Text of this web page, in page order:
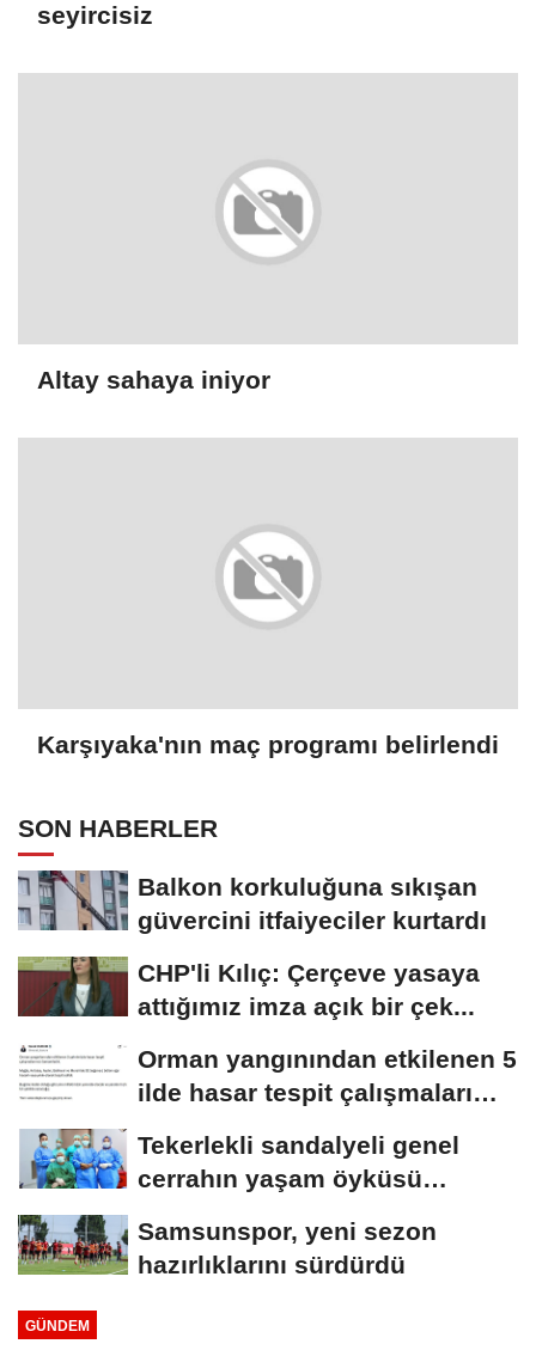
seyircisiz
Altay sahaya iniyor
Karşıyaka'nın maç programı belirlendi
SON HABERLER
Balkon korkuluğuna sıkışan
güvercini itfaiyeciler kurtardı
CHP'li Kılıç: Çerçeve yasaya
attığımız imza açık bir çek...
Orman yangınından etkilenen 5
ilde hasar tespit çalışmaları
Tekerlekli sandalyeli genel
cerrahın yaşam öyküsü
Samsunspor, yeni sezon
hazırlıklarını sürdürdü
GÜNDEM